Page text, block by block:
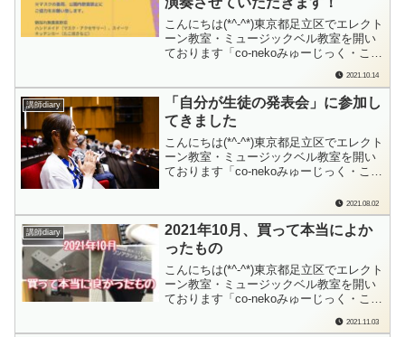
こんにちは(*^-^*)東京都足立区でエレクト
ーン教室・ミュージックベル教室を開い
ております「co-nekoみゅーじっく・こね
す。ちょっと、興奮冷めやらず、で、こ
れを書いています。何とも今っぽい！と
思う気持ちと…懐かしいと思う気持ちが
ごちゃまぜになりながら、でもとっ...
2021.10.14
講師diary
「自分が生徒の発表会」に参加し
てきました
こんにちは(*^-^*)東京都足立区でエレクト
ーン教室・ミュージックベル教室を開い
ております「co-nekoみゅーじっく・こね
す。私も、生徒の立場な場面がありま
す。自分のスキルアップもまだまだして
いきたいし、指導する立場であっても、
いつでも「生徒さんの気持ち」を忘れ...
2021.08.02
講師diary
2021年10月、買って本当によか
ったもの
こんにちは(*^-^*)東京都足立区でエレクト
ーン教室・ミュージックベル教室を開い
ております「co-nekoみゅーじっく・こね
す。10月末はイベント目白押し！で、こ
2021.11.03